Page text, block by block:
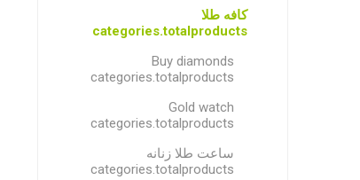
کافه طلا
categories.totalproducts
Buy diamonds
categories.totalproducts
Gold watch
categories.totalproducts
ساعت طلا زنانه
categories.totalproducts